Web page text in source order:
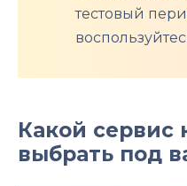
тестовый
Какой сервис
выбрать под